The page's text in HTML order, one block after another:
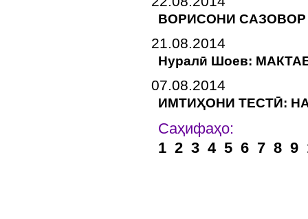
ВОРИСОНИ
21.08.2014
Нуралӣ Шоев:
07.08.2014
ИМТИҲОНИ ТЕСТӢ:
1 2 3 4 5 6 7 8 9